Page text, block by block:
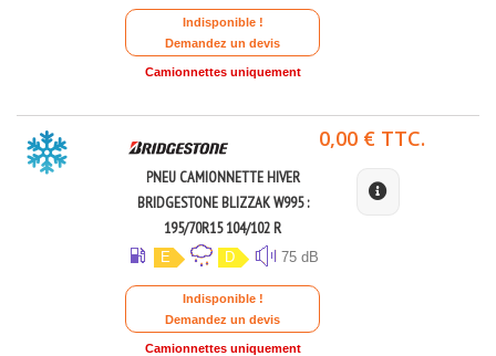
Indisponible !
Demandez un devis
Camionnettes uniquement
PNEU CAMIONNETTE HIVER
BRIDGESTONE BLIZZAK W995 :
195/70R15 104/102 R
E D 75 dB
Indisponible !
Demandez un devis
Camionnettes uniquement
0,00 € TTC.